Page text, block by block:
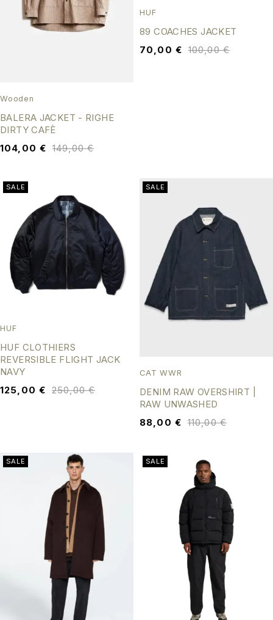
Wooden
BALERA JACKET - RIGHE
DIRTY CAFÈ
149,00€
104,00 €
HUF
89 COACHES JACKET
100,00€
70,00 €
SALE
HUF
HUF CLOTHIERS
REVERSIBLE FLIGHT JACK
NAVY
250,00€
125,00 €
SALE
CAT WWR
DENIM RAW OVERSHIRT |
RAW UNWASHED
110,00€
88,00 €
SALE SALE